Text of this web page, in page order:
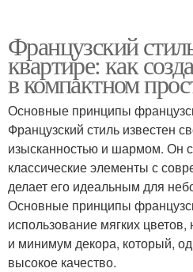
французском стиле
Аксессуары для
французского стиля
Квартира в
французском стиле
Французский
квартире: как
в компактном
Основные принципы
Французский стиль известен
изысканностью и шармом. Он
классические элементы с
делает его идеальным для
Основные принципы
использование мягких
и минимум декора, который,
высокое качество.